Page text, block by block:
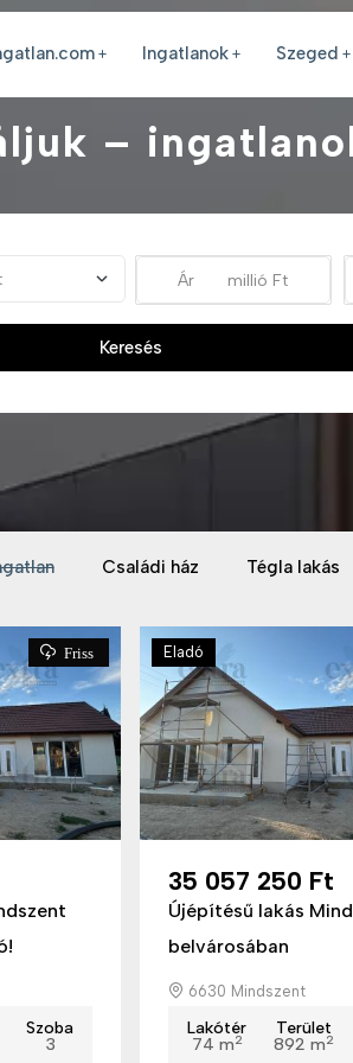
Ingatlanok Szeged
–
Keresés
Családi ház Tégla lakás
Friss
Szoba
3
Eladó
35 057 250 Ft
Újépítésű lakás
belvárosában
6630 Mindszent
Lakótér
74 m2
Terület
892 m2